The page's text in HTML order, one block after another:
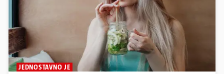
JEDNOSTAVNO JE